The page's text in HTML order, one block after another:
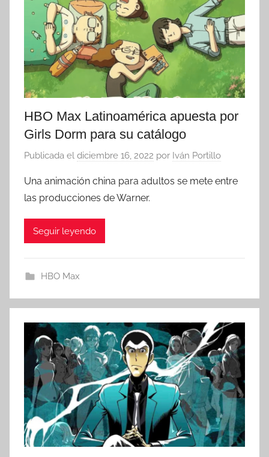
HBO Max Latinoamérica apuesta por
Girls Dorm para su catálogo
Publicada el diciembre 16, 2022 por Iván Portillo
Una animación china para adultos se mete entre
las producciones de Warner.
Seguir leyendo
HBO Max